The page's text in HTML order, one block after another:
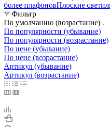
более плафоновПлоские
Фильтр
По умолчанию (возрастание)
По популярности (убывание)
По популярности (возрастание)
По цене (убывание)
По цене (возрастание)
Артикул (убывание)
Артикул (возрастание)